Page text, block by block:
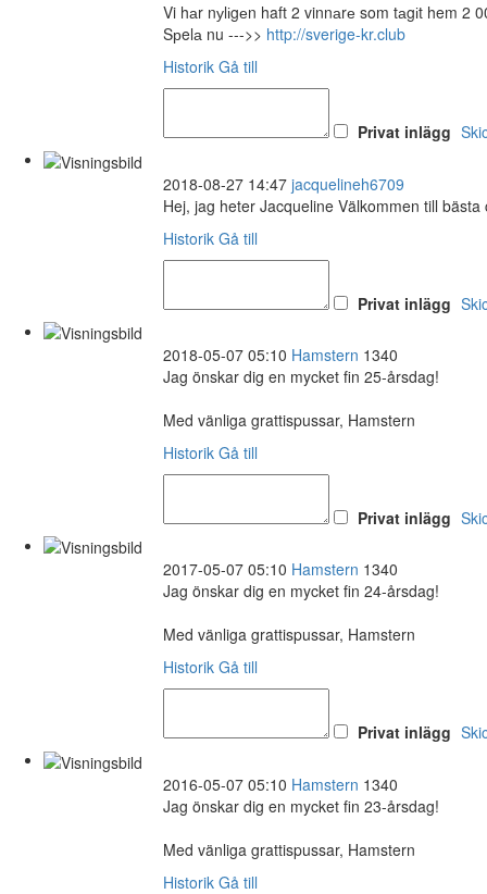
Vi hаr nуlіgеn haft 2 vinnаrе som tаgіt hem
Sрelа nu --->> http://sverige-kr.club
Historik Gå till
Privat inlägg
2018-08-27 14:47 jacquelineh6709
Hej, jag heter Jacqueline Välkommen till
Historik Gå till
Privat inlägg
2018-05-07 05:10 Hamstern 1340
Jag önskar dig en mycket fin 25-årsdag!
Med vänliga grattispussar, Hamstern
Historik Gå till
Privat inlägg
2017-05-07 05:10 Hamstern 1340
Jag önskar dig en mycket fin 24-årsdag!
Med vänliga grattispussar, Hamstern
Historik Gå till
Privat inlägg
2016-05-07 05:10 Hamstern 1340
Jag önskar dig en mycket fin 23-årsdag!
Med vänliga grattispussar, Hamstern
Historik Gå till